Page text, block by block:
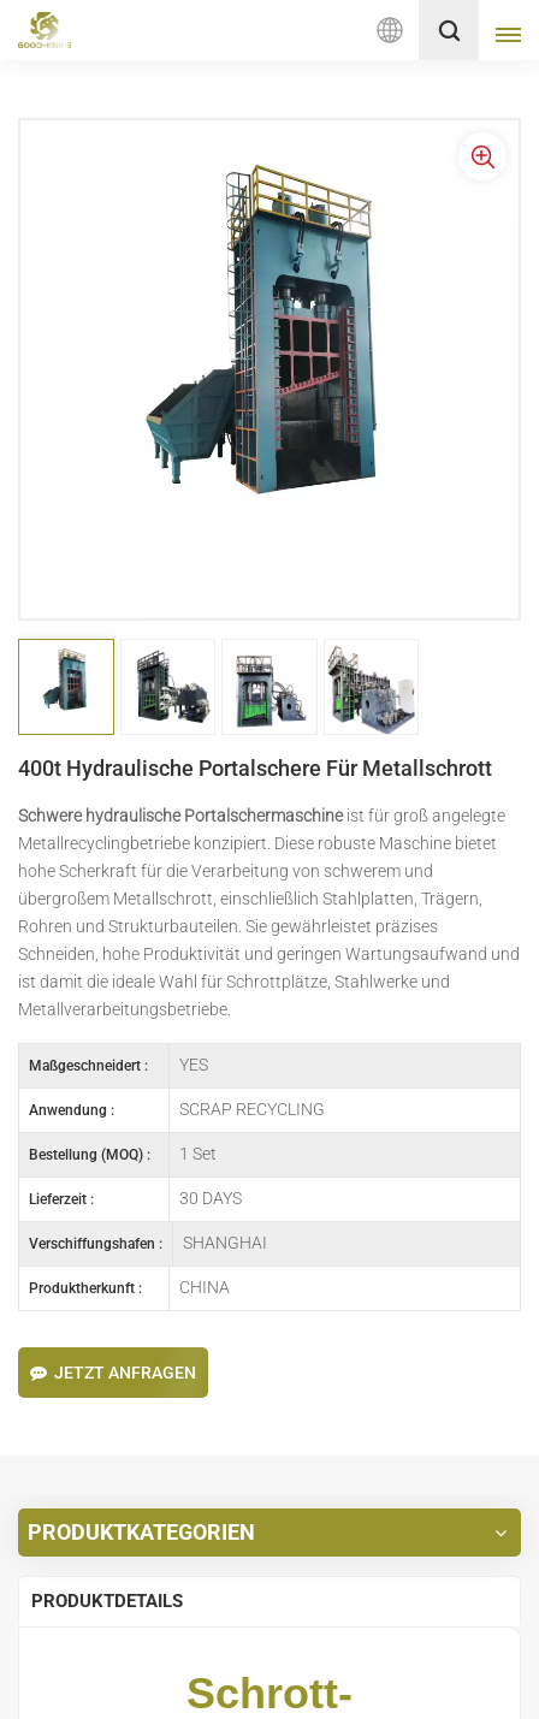
Deutsch
français
Deutsch
русский
italiano
español
Nederlands
400t Hydraulische Portalschere Für Metallschrott
Schwere hydraulische Portalschermaschineist für groß angelegte
Metallrecyclingbetriebe konzipiert. Diese robuste Maschine bietet
hohe Scherkraft für die Verarbeitung von schwerem und
übergroßem Metallschrott, einschließlich Stahlplatten, Trägern,
Rohren und Strukturbauteilen. Sie gewährleistet präzises
Schneiden, hohe Produktivität und geringen Wartungsaufwand und
ist damit die ideale Wahl für Schrottplätze, Stahlwerke und
Metallverarbeitungsbetriebe.
Maßgeschneidert : YES
Anwendung : SCRAP RECYCLING
Bestellung (MOQ) : 1 Set
Lieferzeit : 30 DAYS
Verschiffungshafen : SHANGHAI
Produktherkunft : CHINA
JETZT ANFRAGEN
PRODUKTKATEGORIEN
PRODUKTDETAILS
Schrott-